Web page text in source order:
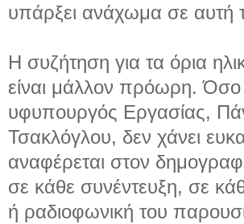
υπάρξει ανάχωμα σε αυτή
Η συζήτηση για τα όρια
είναι μάλλον πρόωρη. Όσο
υφυπουργός Εργασίας,
Τσακλόγλου, δεν χάνει
αναφέρεται στον
σε κάθε συνέντευξη, σε
ή ραδιοφωνική του